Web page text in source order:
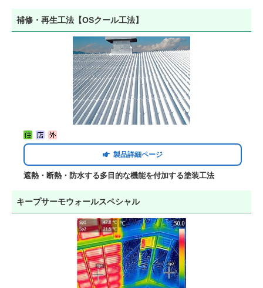
補修・再生工法【OSクール工法】
製品詳細ページ
遮熱・断熱・防水する多目的な機能を付加する塗装工法
キープサーモウォールスペシャル